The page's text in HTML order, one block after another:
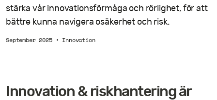
stärka vår innovationsförmåga och rörlighet, för att
bättre kunna navigera osäkerhet och risk.
September 2025• Innovation
Innovation & riskhantering är